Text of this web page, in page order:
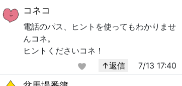
コネコ
電話のパス、ヒントを使ってもわかりませ
んコネ。
ヒントくださいコネ！
↑返信
7/13 17:40